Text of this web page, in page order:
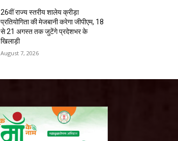
26वीं राज्य स्तरीय शालेय क्रीड़ा
प्रतियोगिता की मेजबानी करेगा जीपीएम, 18
से 21 अगस्त तक जुटेंगे प्रदेशभर के
खिलाड़ी
August 7, 2026